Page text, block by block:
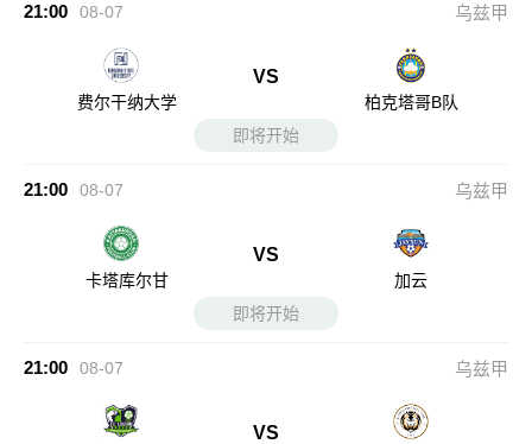
21:00 08-07 乌兹甲
费尔干纳大学
VS
柏克塔哥B队
即将开始
21:00 08-07 乌兹甲
卡塔库尔甘
VS
加云
即将开始
21:00 08-07 乌兹甲
VS